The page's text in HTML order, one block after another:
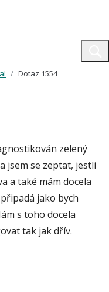
Dotaz 1554
zelený
jsem se zeptat, jestli
a také mám docela
jako bych
s toho docela
tak jak dřív.